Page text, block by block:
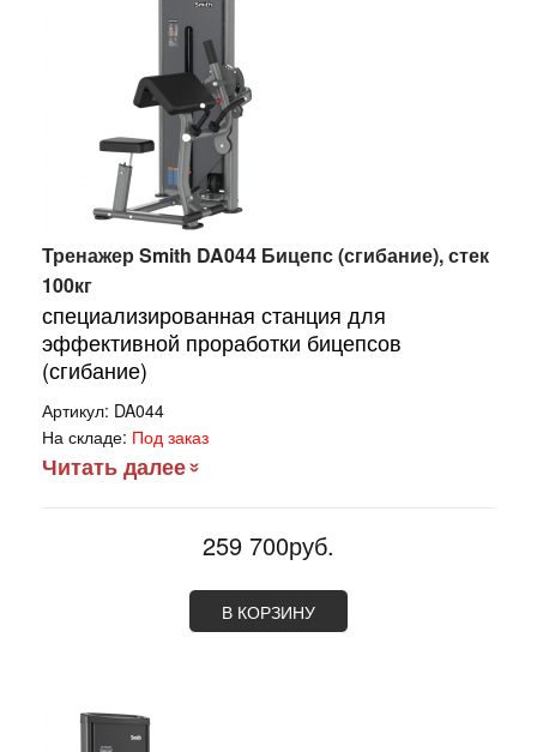
Тренажер Smith DA044 Бицепс (сгибание), стек
100кг
специализированная станция для
эффективной проработки бицепсов
(сгибание)
Артикул: DA044
На складе: Под заказ
Читать далее
259 700руб.
В КОРЗИНУ